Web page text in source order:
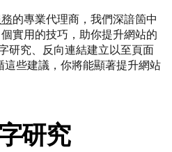
的專業代理商，我們深諳箇中
實用的技巧，助你提升網站的
研究、反向連結建立以至頁面
些建議，你將能顯著提升網站
研究